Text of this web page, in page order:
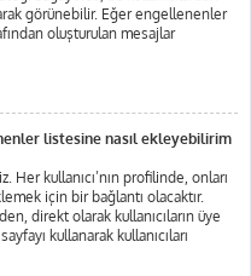
görünebilir. Eğer engellenenler
oluşturulan mesajlar
listesine nasıl ekleyebilirim
Her kullanıcı’nın profilinde, onları
için bir bağlantı olacaktır.
direkt olarak kullanıcıların üye
kullanarak kullanıcıları